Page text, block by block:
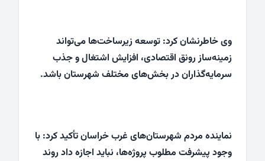
وی خاطرنشان کرد: توسعه زیرساخت‌ها می‌تواند
زمینه‌ساز رونق اقتصادی، افزایش اشتغال و جذب
سرمایه‌گذاران در بخش‌های مختلف شهرستان باشد.
نماینده مردم شهرستان‌های غرب خراسان تأکید کرد: با
وجود پیشرفت مطلوب پروژه‌ها، نباید اجازه داد روند